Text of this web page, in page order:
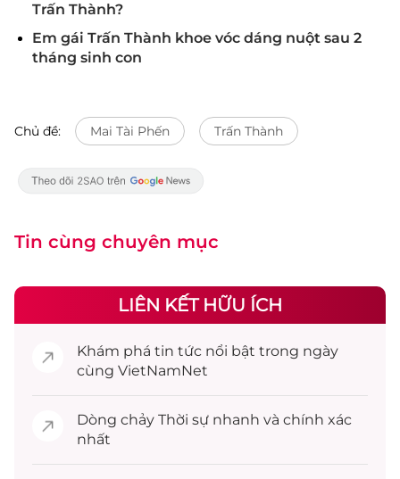
Trấn Thành?
Em gái Trấn Thành khoe vóc dáng nuột sau 2
tháng sinh con
Chủ đề: Mai Tài Phến Trấn Thành
Tin cùng chuyên mục
LIÊN KẾT HỮU ÍCH
Khám phá tin tức nổi bật trong ngày
cùng VietNamNet
Dòng chảy Thời sự nhanh và chính xác
nhất